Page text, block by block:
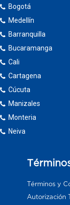
Bogotá
Medellín
Barranquilla
Bucaramanga
Cali
Cartagena
Cúcuta
Manizales
Monteria
Neiva
Términos y
Autorización